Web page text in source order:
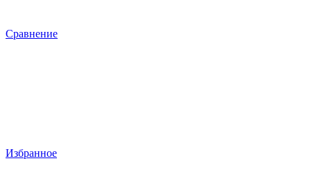
Сравнение
Избранное